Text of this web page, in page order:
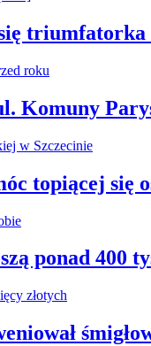
Komuny
topiącej się
ponad 400